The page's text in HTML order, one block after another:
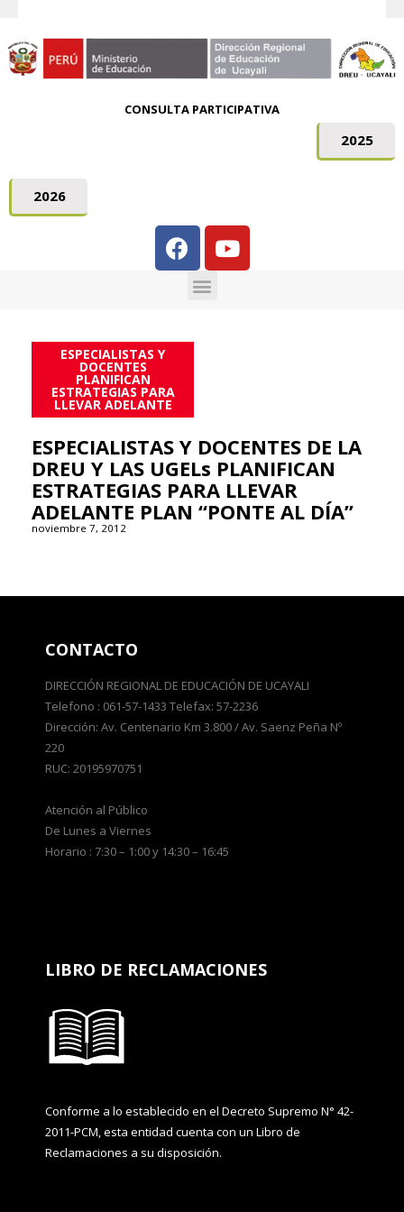
CONSULTA PARTICIPATIVA
2025
2026
ESPECIALISTAS Y
DOCENTES
PLANIFICAN
ESTRATEGIAS PARA
LLEVAR ADELANTE
ESPECIALISTAS Y DOCENTES DE LA
DREU Y LAS UGELs PLANIFICAN
ESTRATEGIAS PARA LLEVAR
ADELANTE PLAN “PONTE AL DÍA”
noviembre 7, 2012
CONTACTO
DIRECCIÓN REGIONAL DE EDUCACIÓN DE UCAYALI
Telefono : 061-57-1433 Telefax: 57-2236
Dirección: Av. Centenario Km 3.800 / Av. Saenz Peña Nº
220
RUC: 20195970751
Atención al Público
De Lunes a Viernes
Horario : 7:30 – 1:00 y 14:30 – 16:45
LIBRO DE RECLAMACIONES
Conforme a lo establecido en el Decreto Supremo N° 42-
2011-PCM, esta entidad cuenta con un Libro de
Reclamaciones a su disposición.